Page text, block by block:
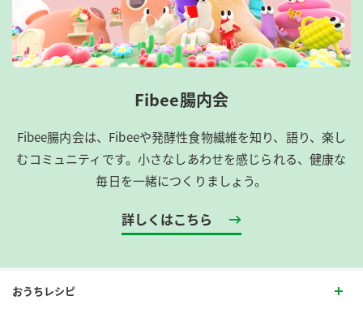
Fibee腸内会
Fibee腸内会は、​Fibeeや発酵性食物繊維を知り、語り、楽し
むコミュニティです。​小さなしあわせを感じられる、健康な
毎日を一緒につくりましょう。
詳しくはこちら
おうちレシピ